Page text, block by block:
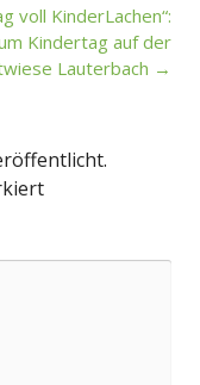
voll KinderLachen“:
Kindertag auf der
Lauterbach →